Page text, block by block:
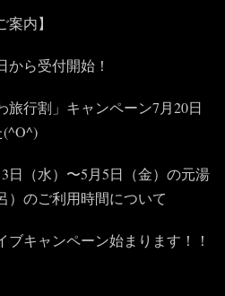
内】
から受付開始！
行割」キャンペーン7月20日
日（水）〜5月5日（金）の元湯
）のご利用時間について
ブキャンペーン始まります！！